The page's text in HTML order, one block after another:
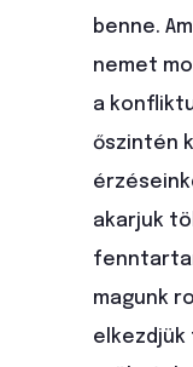
benne.
nemet
a
őszintén
akarjuk
magunk